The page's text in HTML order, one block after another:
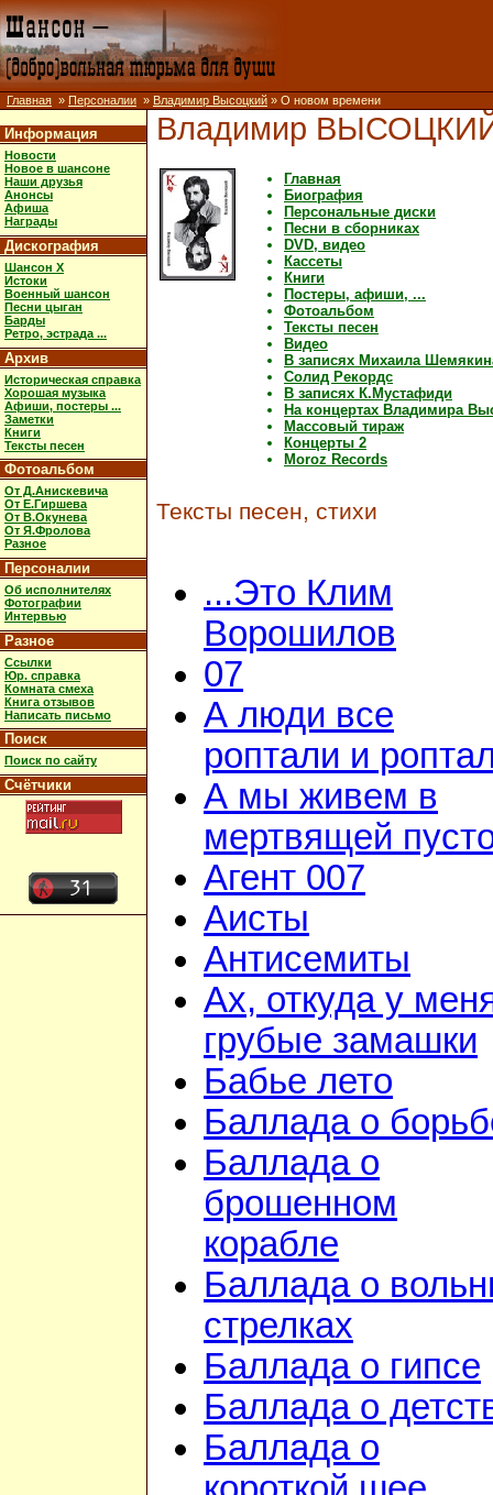
Главная » Персоналии » Владимир Высоцкий » О новом времени
Информация
Новости
Новое в шансоне
Наши друзья
Анонсы
Афиша
Награды
Дискография
Шансон X
Истоки
Военный шансон
Песни цыган
Барды
Ретро, эстрада ...
Архив
Историческая справка
Хорошая музыка
Афиши, постеры ...
Заметки
Книги
Тексты песен
Фотоальбом
От Д.Анискевича
От Е.Гиршева
От В.Окунева
От Я.Фролова
Разное
Персоналии
Об исполнителях
Фотографии
Интервью
Разное
Ссылки
Юр. справка
Комната смеха
Книга отзывов
Написать письмо
Поиск
Поиск по сайту
Счётчики
Владимир
Главная
Биография
Персональные диски
Песни в сборниках
DVD, видео
Кассеты
Книги
Постеры, афиши, ...
Фотоальбом
Тексты песен
Видео
В записях Михаила
Солид Рекордс
В записях К.Мустафиди
На концертах Владимира
Массовый тираж
Концерты 2
Moroz Records
Тексты песен, стихи
...Это Клим
Ворошилов
07
А люди все
роптали и
А мы живем в
мертвящей
Агент 007
Аисты
Антисемиты
Ах, откуда у
грубые замашки
Бабье лето
Баллада о
Баллада о
брошенном
корабле
Баллада о
стрелках
Баллада о гипсе
Баллада о
Баллада о